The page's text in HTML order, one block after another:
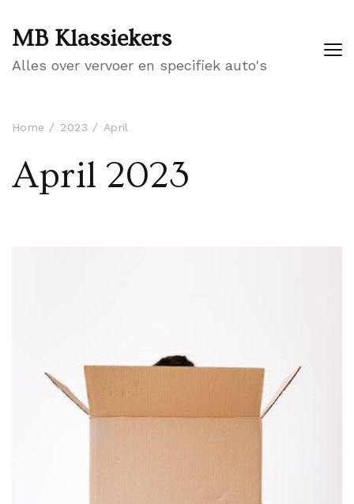
MB Klassiekers
Alles over vervoer en specifiek auto's
Home 2023 April
April 2023